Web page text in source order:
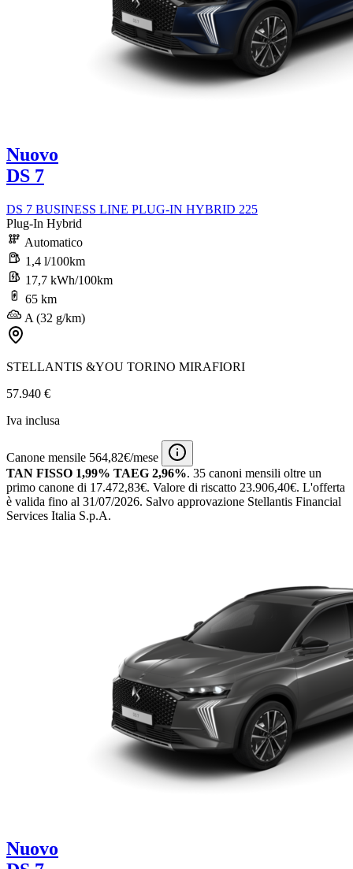
Nuovo
DS 7
DS 7 BUSINESS LINE PLUG-IN HYBRID 225
Plug-In Hybrid
Automatico
1,4 l/100km
17,7 kWh/100km
65 km
A (32 g/km)
STELLANTIS &YOU TORINO MIRAFIORI
57.940 €
Iva inclusa
Canone mensile 564,82€/mese
TAN FISSO 1,99% TAEG 2,96%. 35 canoni mensili oltre un
primo canone di 17.472,83€. Valore di riscatto 23.906,40€. L'offerta
è valida fino al 31/07/2026. Salvo approvazione Stellantis Financial
Services Italia S.p.A.
Nuovo